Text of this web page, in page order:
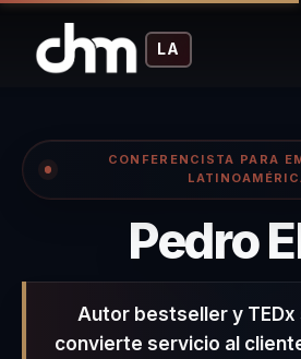
LA
CONFERENCISTA PARA
Pedro
Autor bestseller y
convierte servicio al